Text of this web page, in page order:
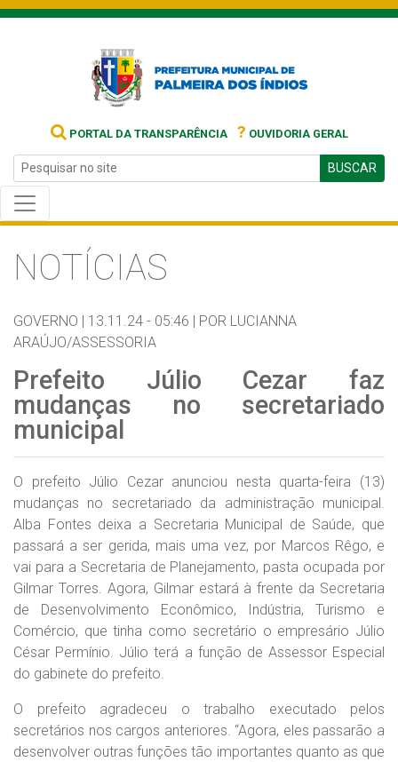
PORTAL DA TRANSPARÊNCIA ? OUVIDORIA GERAL
BUSCAR
NOTÍCIAS
GOVERNO | 13.11.24 - 05:46 | POR LUCIANNA
ARAÚJO/ASSESSORIA
Prefeito Júlio Cezar faz
mudanças no secretariado
municipal
O prefeito Júlio Cezar anunciou nesta quarta-feira (13)
mudanças no secretariado da administração municipal.
Alba Fontes deixa a Secretaria Municipal de Saúde, que
passará a ser gerida, mais uma vez, por Marcos Rêgo, e
vai para a Secretaria de Planejamento, pasta ocupada por
Gilmar Torres. Agora, Gilmar estará à frente da Secretaria
de Desenvolvimento Econômico, Indústria, Turismo e
Comércio, que tinha como secretário o empresário Júlio
César Permínio. Júlio terá a função de Assessor Especial
do gabinete do prefeito.
O prefeito agradeceu o trabalho executado pelos
secretários nos cargos anteriores. “Agora, eles passarão a
desenvolver outras funções tão importantes quanto as que